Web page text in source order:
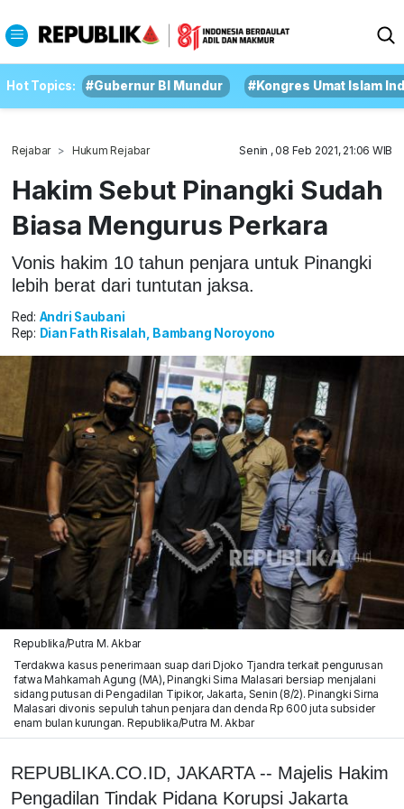
Hot Topics: #Gubernur BI Mundur #Kongres Umat Islam
Rejabar Hukum Rejabar Senin , 08 Feb 2021, 21:06 WIB
Hakim Sebut Pinangki Sudah
Biasa Mengurus Perkara
Vonis hakim 10 tahun penjara untuk Pinangki
lebih berat dari tuntutan jaksa.
Red: Andri Saubani
Rep: Dian Fath Risalah, Bambang Noroyono
Republika/Putra M. Akbar
Terdakwa kasus penerimaan suap dari Djoko Tjandra terkait pengurusan
fatwa Mahkamah Agung (MA), Pinangki Sirna Malasari bersiap menjalani
sidang putusan di Pengadilan Tipikor, Jakarta, Senin (8/2). Pinangki Sirna
Malasari divonis sepuluh tahun penjara dan denda Rp 600 juta subsider
enam bulan kurungan. Republika/Putra M. Akbar
REPUBLIKA.CO.ID, JAKARTA -- Majelis Hakim
Pengadilan Tindak Pidana Korupsi Jakarta